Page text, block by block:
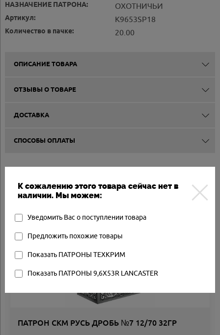
НАЗНАЧЕНИЕ ПАТРОНА: ОХОТНИЧЬИ
Артикул: K9653SP18
Количество в пачке: 20.00
ОПИСАНИЕ ТОВАРА
ОТЗЫВЫ О ТОВАРЕ
ДОСТАВКА
СПОСОБЫ ОПЛАТЫ
К сожалению этого товара сейчас нет в
наличии. Мы можем:
Уведомить Вас о поступлении товара
Предложить похожие товары
Показать ПАТРОНЫ ТЕХКРИМ
Показать ПАТРОНЫ 9,6Х53R LANCASTER
Товар в наличии
ПАТРОН СКМ РУСЬ ДРОБЬ №7 12/70 32ГР